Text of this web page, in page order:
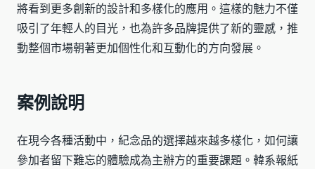
將看到更多創新的設計和多樣化的應用。這樣的魅力不僅
吸引了年輕人的目光，也為許多品牌提供了新的靈感，推
動整個市場朝著更加個性化和互動化的方向發展。
案例說明
在現今各種活動中，紀念品的選擇越來越多樣化，如何讓
參加者留下難忘的體驗成為主辦方的重要課題。韓系報紙